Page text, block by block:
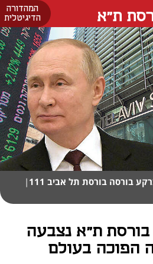
המהדורה
הדיגיטלית
ת"א
בורסה בורסת תל אביב 111
|
בורסת ת"א נצבעה
הפוכה בעולם